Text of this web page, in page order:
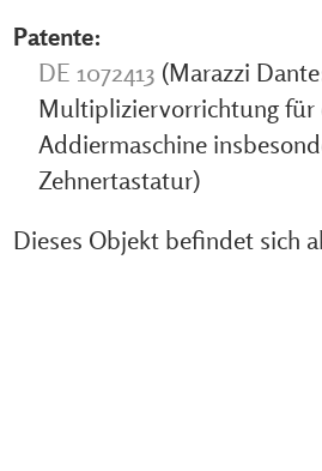
Patente:
DE 1072413 (Marazzi
Multipliziervorrichtung für
Addiermaschine
Zehnertastatur)
Dieses Objekt befindet sich